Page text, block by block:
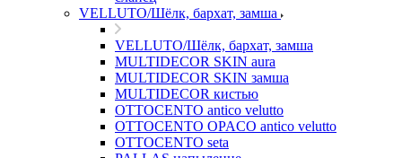
VELLUTO/Шёлк, бархат, замша
VELLUTO/Шёлк, бархат, замша
MULTIDECOR SKIN aura
MULTIDECOR SKIN замша
MULTIDECOR кистью
OTTOCENTO antico velutto
OTTOCENTO OPACO antico velutto
OTTOCENTO seta